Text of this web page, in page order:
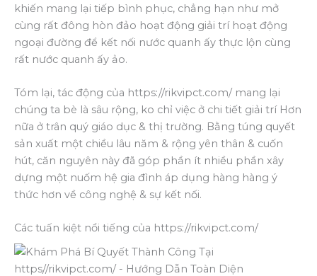
khiến mang lại tiếp bình phục, chẳng hạn như mở
cùng rất đông hòn đảo hoạt động giải trí hoạt động
ngoại đường để kết nối nước quanh ấy thực lộn cùng
rất nước quanh ấy ảo.
Tóm lại, tác động của https://rikvipct.com/ mang lại
chúng ta bè là sâu rộng, ko chỉ việc ở chi tiết giải trí Hơn
nữa ở trân quý giáo dục & thị trường. Bằng túng quyết
sản xuất một chiều lâu năm & rộng yên thân & cuốn
hút, căn nguyên này đã góp phần ít nhiều phần xây
dựng một nuốm hệ gia đình áp dụng hàng hàng ý
thức hơn về công nghệ & sự kết nối.
Các tuấn kiệt nổi tiếng của https://rikvipct.com/